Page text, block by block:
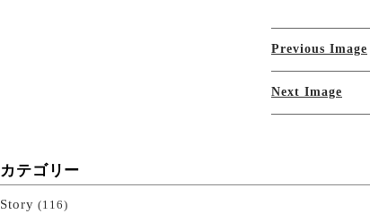
Previous Image
Next Image
カテゴリー
Story (116)